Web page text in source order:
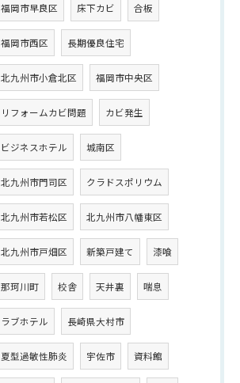
福岡市早良区 床下カビ 合板
福岡市西区 長期優良住宅
北九州市小倉北区 福岡市中央区
リフォームカビ問題 カビ発生
ビジネスホテル 城南区
北九州市門司区 クラドスポリウム
北九州市若松区 北九州市八幡東区
北九州市戸畑区 新築戸建て 漆喰
那珂川町 校舎 天井裏 喘息
ラブホテル 長崎県大村市
夏型過敏性肺炎 宇佐市 資料館